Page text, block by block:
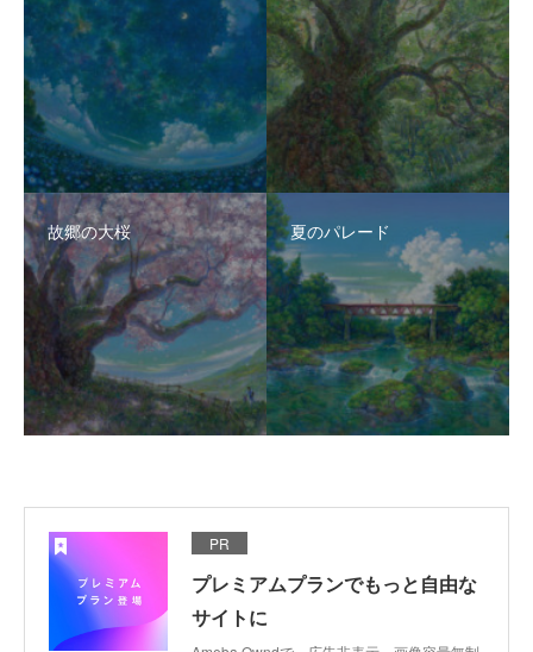
故郷の大桜 夏のパレード
PR
プレミアムプランでもっと自由な
サイトに